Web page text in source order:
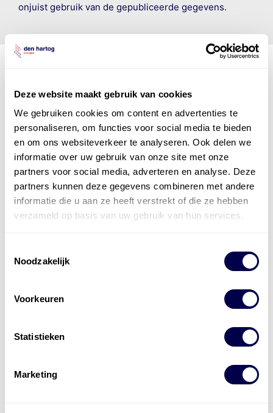
Deze website maakt gebruik van cookies
We gebruiken cookies om content en advertenties te
personaliseren, om functies voor social media te bieden
en om ons websiteverkeer te analyseren. Ook delen we
informatie over uw gebruik van onze site met onze
partners voor social media, adverteren en analyse. Deze
partners kunnen deze gegevens combineren met andere
informatie die u aan ze heeft verstrekt of die ze hebben
verzameld op basis van uw gebruik van hun services.
Noodzakelijk
Voorkeuren
Statistieken
Marketing
onjuist gebruik van de gepubliceerde gegevens.
Den Hartog Energies
bestaat uitvier divisies
Levert complete